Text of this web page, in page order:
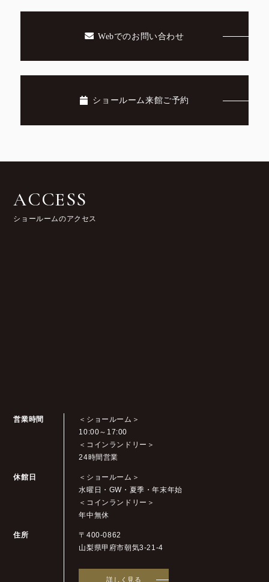
Webでのお問い合わせ
ショールーム来館ご予約
ACCESS
ショールームのアクセス
営業時間
＜ショールーム＞
10:00～17:00
＜コインランドリー＞
24時間営業
休館日
＜ショールーム＞
水曜日 ・GW・夏季・年末年始
＜コインランドリー＞
年中無休
住所
〒400-0862
山梨県甲府市朝気3-21-4
詳しく見る